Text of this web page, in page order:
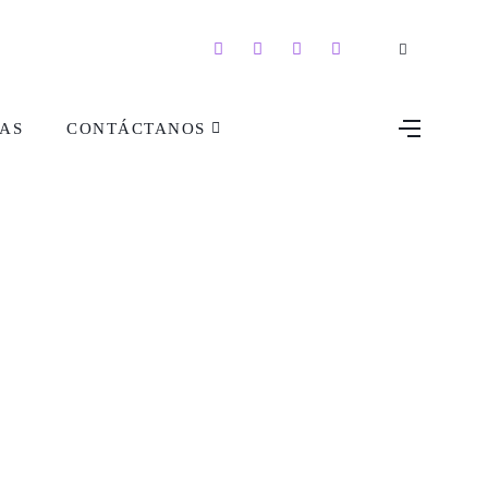
CONTÁCTANOS